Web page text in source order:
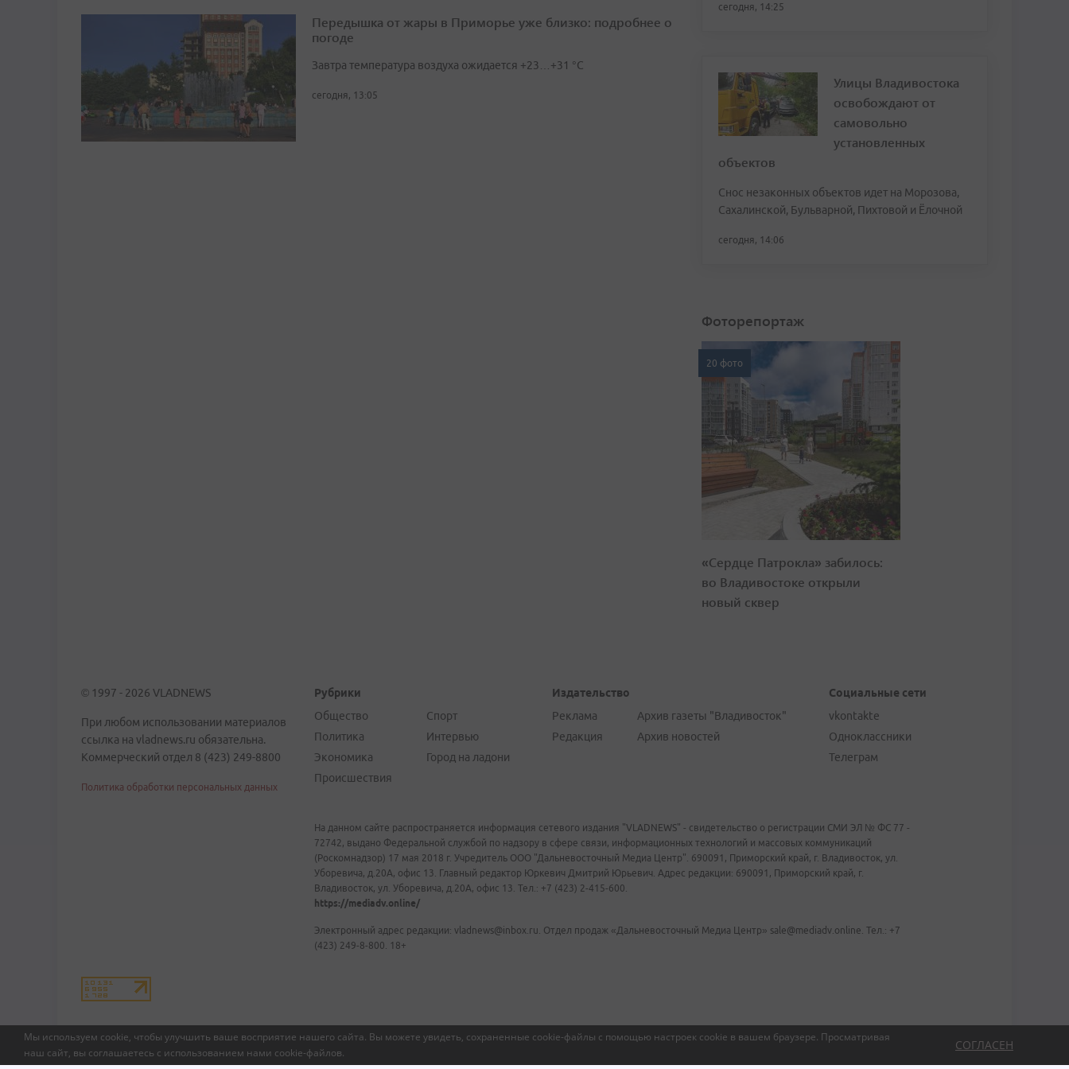
Мы используем cookie, чтобы улучшить ваше восприятие нашего сайта. Вы можете увидеть, сохраненные cookie-файлы с помощью настроек cookie в вашем браузере. Просматривая
наш сайт, вы соглашаетесь с использованием нами cookie-файлов.
СОГЛАСЕН
Передышка от жары в Приморье уже близко: подробнее о
погоде
Завтра температура воздуха ожидается +23…+31 °C
сегодня, 13:05
сегодня, 14:25
Улицы Владивостока
освобождают от
самовольно
установленных
объектов
Снос незаконных объектов идет на Морозова,
Сахалинской, Бульварной, Пихтовой и Ёлочной
сегодня, 14:06
Фоторепортаж
20 фото
«Сердце Патрокла» забилось:
во Владивостоке открыли
новый сквер
© 1997 - 2026 VLADNEWS
При любом использовании материалов
ссылка на vladnews.ru обязательна.
Коммерческий отдел 8 (423) 249-8800
Политика обработки персональных данных
Рубрики
Общество
Политика
Экономика
Происшествия
Спорт
Интервью
Город на ладони
Издательство
Реклама
Редакция
Архив газеты "Владивосток"
Архив новостей
Социальные сети
vkontakte
Одноклассники
Телеграм
На данном сайте распространяется информация сетевого издания "VLADNEWS" - свидетельство о регистрации СМИ ЭЛ № ФС 77 -
72742, выдано Федеральной службой по надзору в сфере связи, информационных технологий и массовых коммуникаций
(Роскомнадзор) 17 мая 2018 г. Учредитель ООО "Дальневосточный Медиа Центр". 690091, Приморский край, г. Владивосток, ул.
Уборевича, д.20А, офис 13. Главный редактор Юркевич Дмитрий Юрьевич. Адрес редакции: 690091, Приморский край, г.
Владивосток, ул. Уборевича, д.20А, офис 13. Тел.: +7 (423) 2-415-600.
https://mediadv.online/
Электронный адрес редакции: vladnews@inbox.ru. Отдел продаж «Дальневосточный Медиа Центр» sale@mediadv.online. Тел.: +7
(423) 249-8-800. 18+